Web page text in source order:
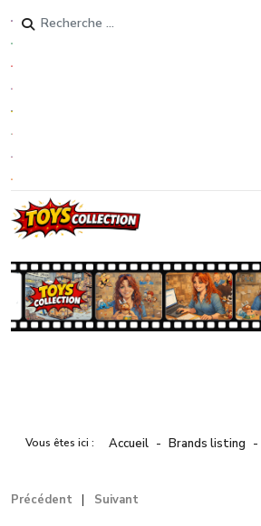
Rechercher
Vous êtes ici : Accueil Brands listing
Précédent Suivant